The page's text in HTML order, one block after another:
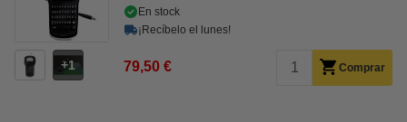
1
En stock
¡Recíbelo el lunes!
79,50 € Comprar